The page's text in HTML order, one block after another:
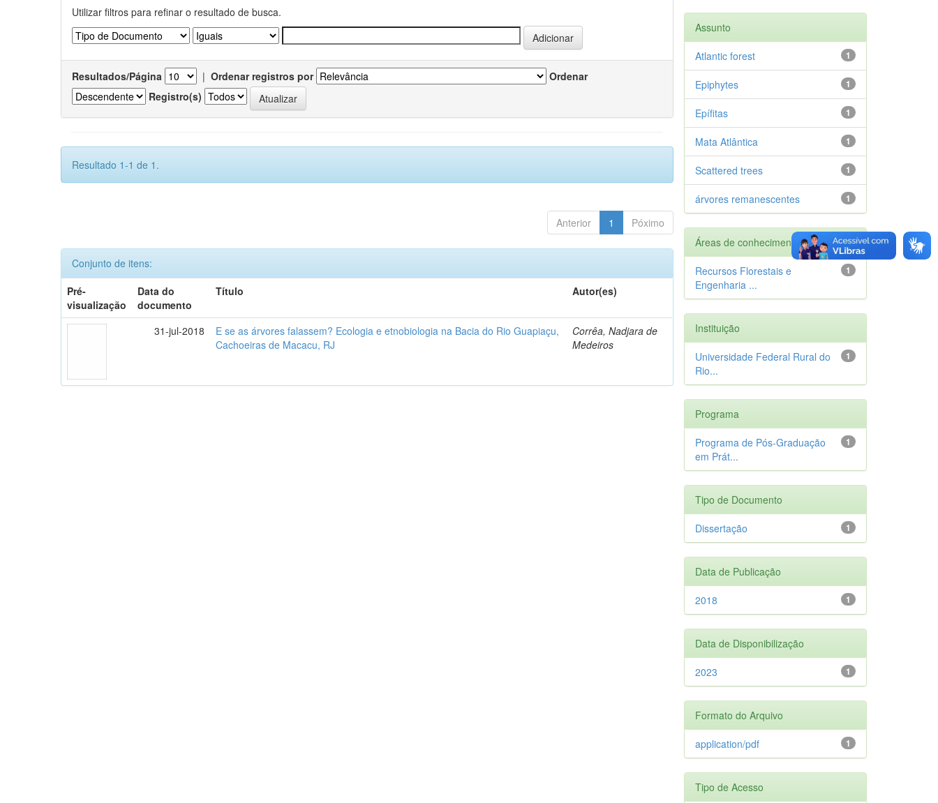
Utilizar filtros para refinar o resultado de busca.
Resultados/Página | Ordenar registros por
Ordenar
Registro(s)
Resultado 1-1 de 1.
Anterior 1 Póximo
Conjunto de itens:
Pré-
visualização
Data do
documento
Título Autor(es)
31-jul-2018
E se as árvores falassem? Ecologia e etnobiologia na Bacia do Rio Guapiaçu,
Cachoeiras de Macacu, RJ
Corrêa, Nadjara de
Medeiros
Assunto
1
Atlantic forest
1
Epiphytes
1
Epífitas
1
Mata Atlântica
1
Scattered trees
1
árvores remanescentes
Áreas de conhecimento
1
Recursos Florestais e
Engenharia ...
Instituição
1
Universidade Federal Rural do
Rio...
Programa
1
Programa de Pós-Graduação
em Prát...
Tipo de Documento
1
Dissertação
Data de Publicação
1
2018
Data de Disponibilização
1
2023
Formato do Arquivo
1
application/pdf
Tipo de Acesso